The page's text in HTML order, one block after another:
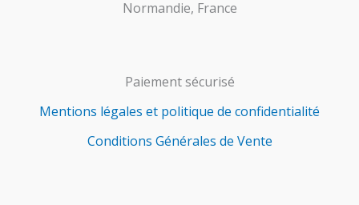
Normandie, France
Paiement sécurisé
Mentions légales et politique de confidentialité
Conditions Générales de Vente